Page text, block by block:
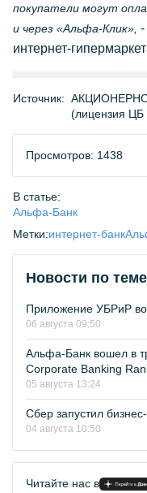
покупатели могут
и через «Альфа-Клик»,
интернет-
Источник:
(лицензия
Просмотров: 1438
В статье:
Альфа-Банк
Метки:интернет-банк
Новости по теме
Приложение УБРиР
06 августа 09:50
Альфа-Банк вошел в
Corporate Banking
05 августа 13:24
Сбер запустил
04 августа 10:50
Читайте нас в